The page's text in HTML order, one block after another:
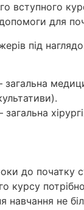
вступного
для
під
до початку
курсу
навчання не